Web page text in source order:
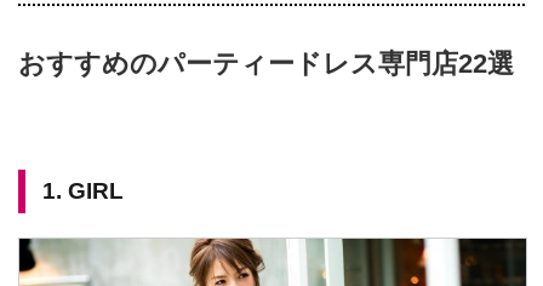
おすすめのパーティードレス専門店22選
1. GIRL